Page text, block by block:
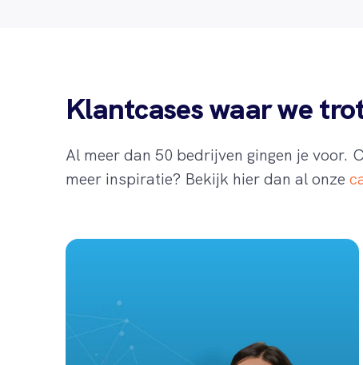
Klantcases waar we
Al meer dan 50 bedrijven gingen je voor.
meer inspiratie? Bekijk hier dan al onze